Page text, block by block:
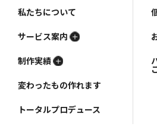
私たちについて
サービス案内
制作実績
変わったもの作れます
トータルプロデュース